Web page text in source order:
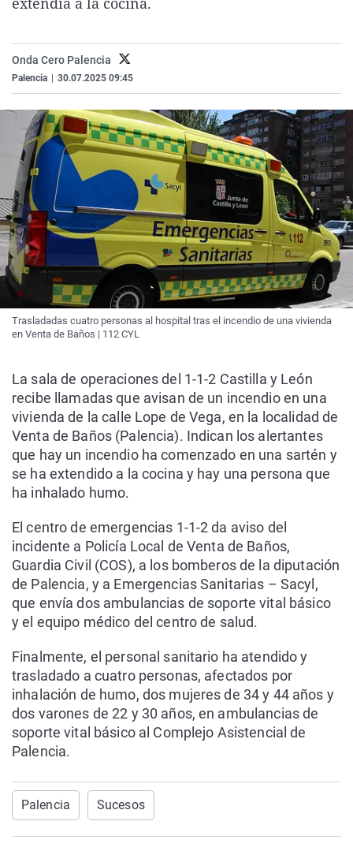
Gente viajera
Retornados
Operación Viuda
Galicia
Navarra
País Vasco
Televisión
Onda Cero Palencia
Palencia 30.07.2025 09:45
Trasladadas cuatro personas al hospital tras el incendio de una vivienda
en Venta de Baños | 112 CYL
La sala de operaciones del 1-1-2 Castilla y León
recibe llamadas que avisan de un incendio en una
vivienda de la calle Lope de Vega, en la localidad de
Venta de Baños (Palencia). Indican los alertantes
que hay un incendio ha comenzado en una sartén y
se ha extendido a la cocina y hay una persona que
ha inhalado humo.
El centro de emergencias 1-1-2 da aviso del
incidente a Policía Local de Venta de Baños,
Guardia Civil (COS), a los bomberos de la diputación
de Palencia, y a Emergencias Sanitarias – Sacyl,
que envía dos ambulancias de soporte vital básico
y el equipo médico del centro de salud.
Finalmente, el personal sanitario ha atendido y
trasladado a cuatro personas, afectados por
inhalación de humo, dos mujeres de 34 y 44 años y
dos varones de 22 y 30 años, en ambulancias de
soporte vital básico al Complejo Asistencial de
Palencia.
Palencia Sucesos